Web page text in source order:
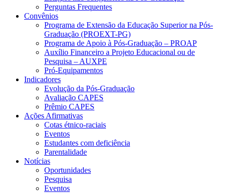
Perguntas Frequentes
Convênios
Programa de Extensão da Educação Superior na Pós-
Graduação (PROEXT-PG)
Programa de Apoio à Pós-Graduação – PROAP
Auxílio Financeiro a Projeto Educacional ou de
Pesquisa – AUXPE
Pró-Equipamentos
Indicadores
Evolução da Pós-Graduação
Avaliação CAPES
Prêmio CAPES
Ações Afirmativas
Cotas étnico-raciais
Eventos
Estudantes com deficiência
Parentalidade
Notícias
Oportunidades
Pesquisa
Eventos